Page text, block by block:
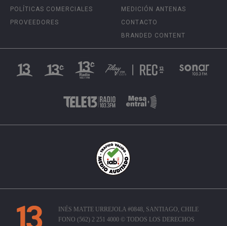
POLÍTICAS COMERCIALES
PROVEEDORES
MEDICIÓN ANTENAS
CONTACTO
BRANDED CONTENT
INÉS MATTE URREJOLA #0848, SANTIAGO, CHILE
FONO (562) 2 251 4000 © TODOS LOS DERECHOS